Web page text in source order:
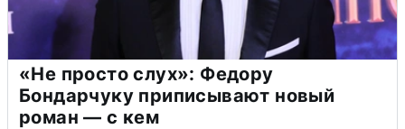
«Не просто слух»: Федору
Бондарчуку приписывают новый
роман — с кем